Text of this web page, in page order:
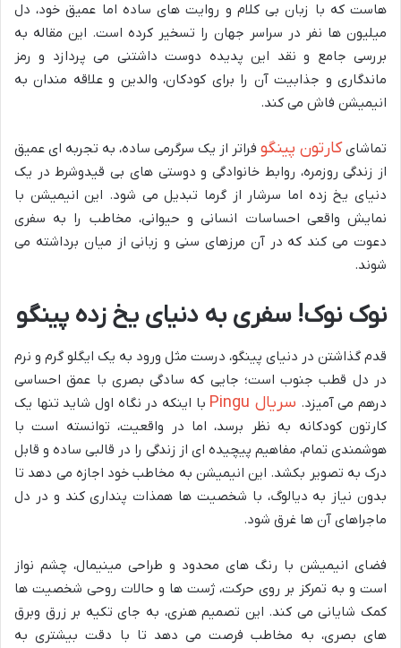
هاست که با زبان بی کلام و روایت های ساده اما عمیق خود، دل
میلیون ها نفر در سراسر جهان را تسخیر کرده است. این مقاله به
بررسی جامع و نقد این پدیده دوست داشتنی می پردازد و رمز
ماندگاری و جذابیت آن را برای کودکان، والدین و علاقه مندان به
انیمیشن فاش می کند.
تماشایکارتون پینگو فراتر از یک سرگرمی ساده، به تجربه ای عمیق
از زندگی روزمره، روابط خانوادگی و دوستی های بی قیدوشرط در یک
دنیای یخ زده اما سرشار از گرما تبدیل می شود. این انیمیشن با
نمایش واقعی احساسات انسانی و حیوانی، مخاطب را به سفری
دعوت می کند که در آن مرزهای سنی و زبانی از میان برداشته می
شوند.
نوک نوک! سفری به دنیای یخ زده پینگو
قدم گذاشتن در دنیای پینگو، درست مثل ورود به یک ایگلو گرم و نرم
در دل قطب جنوب است؛ جایی که سادگی بصری با عمق احساسی
درهم می آمیزد. سریال Pingu
با اینکه در نگاه اول شاید تنها یک
کارتون کودکانه به نظر برسد، اما در واقعیت، توانسته است با
هوشمندی تمام، مفاهیم پیچیده ای از زندگی را در قالبی ساده و قابل
درک به تصویر بکشد. این انیمیشن به مخاطب خود اجازه می دهد تا
بدون نیاز به دیالوگ، با شخصیت ها همذات پنداری کند و در دل
ماجراهای آن ها غرق شود.
فضای انیمیشن با رنگ های محدود و طراحی مینیمال، چشم نواز
است و به تمرکز بر روی حرکت، ژست ها و حالات روحی شخصیت ها
کمک شایانی می کند. این تصمیم هنری، به جای تکیه بر زرق وبرق
های بصری، به مخاطب فرصت می دهد تا با دقت بیشتری به